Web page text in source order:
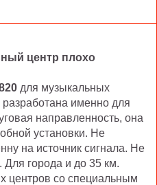
центр плохо
для музыкальных
именно для
направленность, она
установки. Не
на источник сигнала. Не
Для города и до 35 км.
центров со специальным